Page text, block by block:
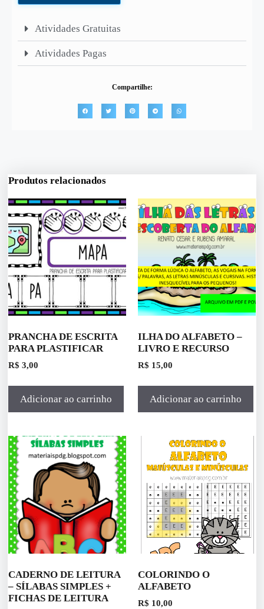
Atividades Gratuitas
Atividades Pagas
Compartilhe:
Produtos relacionados
PRANCHA DE ESCRITA
PARA PLASTIFICAR
R$ 3,00
Adicionar ao carrinho
ILHA DO ALFABETO –
LIVRO E RECURSO
R$ 15,00
Adicionar ao carrinho
CADERNO DE LEITURA
– SÍLABAS SIMPLES +
FICHAS DE LEITURA
COLORINDO O
ALFABETO
R$ 10,00